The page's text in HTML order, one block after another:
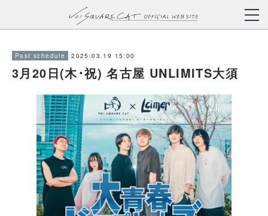
Past schedule 2025.03.19 15:00
3月20日(木･祝) 名古屋 UNLIMITS大須